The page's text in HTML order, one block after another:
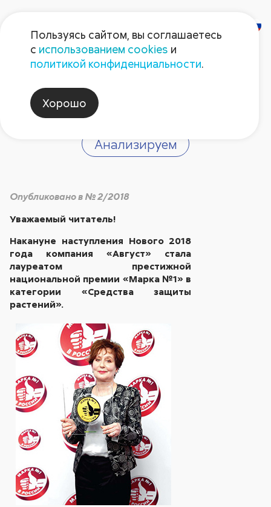
«Август» держит
Анализируем
Опубликовано в № 2/2018
Уважаемый читатель!
Накануне наступления Нового 2018
года компания «Август» стала
лауреатом престижной
национальной премии «Марка №1» в
категории «Средства защиты
растений».
Пользуясь сайтом, вы соглашаетесь
с использованием cookies и
политикой конфиденциальности.
Хорошо